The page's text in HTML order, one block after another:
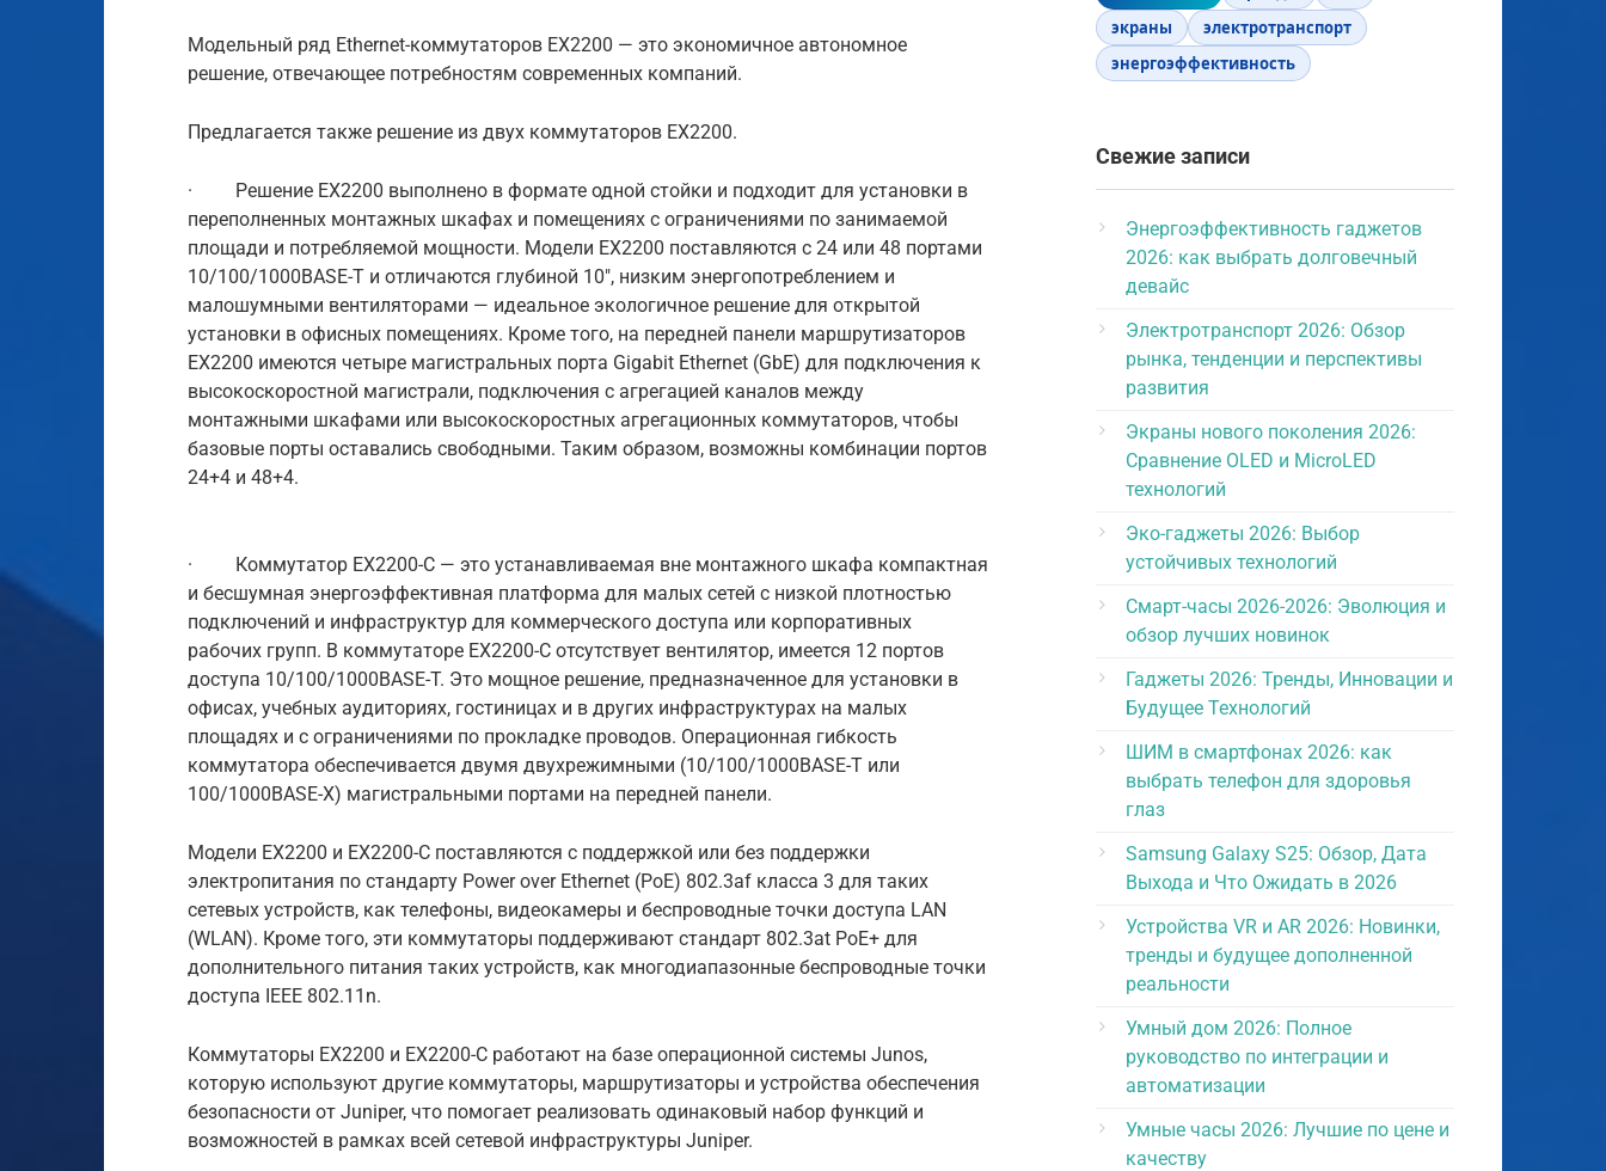
Модельный ряд Ethernet-коммутаторов EX2200 — это экономичное автономное
решение, отвечающее потребностям современных компаний.
Предлагается также решение из двух коммутаторов EX2200.
· Решение EX2200 выполнено в формате одной стойки и подходит для установки в
переполненных монтажных шкафах и помещениях с ограничениями по занимаемой
площади и потребляемой мощности. Модели EX2200 поставляются с 24 или 48 портами
10/100/1000BASE-T и отличаются глубиной 10″, низким энергопотреблением и
малошумными вентиляторами — идеальное экологичное решение для открытой
установки в офисных помещениях. Кроме того, на передней панели маршрутизаторов
EX2200 имеются четыре магистральных порта Gigabit Ethernet (GbE) для подключения к
высокоскоростной магистрали, подключения с агрегацией каналов между
монтажными шкафами или высокоскоростных агрегационных коммутаторов, чтобы
базовые порты оставались свободными. Таким образом, возможны комбинации портов
24+4 и 48+4.
· Коммутатор EX2200-C — это устанавливаемая вне монтажного шкафа компактная
и бесшумная энергоэффективная платформа для малых сетей с низкой плотностью
подключений и инфраструктур для коммерческого доступа или корпоративных
рабочих групп. В коммутаторе EX2200-C отсутствует вентилятор, имеется 12 портов
доступа 10/100/1000BASE-T. Это мощное решение, предназначенное для установки в
офисах, учебных аудиториях, гостиницах и в других инфраструктурах на малых
площадях и с ограничениями по прокладке проводов. Операционная гибкость
коммутатора обеспечивается двумя двухрежимными (10/100/1000BASE-T или
100/1000BASE-X) магистральными портами на передней панели.
Модели EX2200 и EX2200-C поставляются с поддержкой или без поддержки
электропитания по стандарту Power over Ethernet (PoE) 802.3af класса 3 для таких
сетевых устройств, как телефоны, видеокамеры и беспроводные точки доступа LAN
(WLAN). Кроме того, эти коммутаторы поддерживают стандарт 802.3at PoE+ для
дополнительного питания таких устройств, как многодиапазонные беспроводные точки
доступа IEEE 802.11n.
Коммутаторы EX2200 и EX2200-C работают на базе операционной системы Junos,
которую используют другие коммутаторы, маршрутизаторы и устройства обеспечения
безопасности от Juniper, что помогает реализовать одинаковый набор функций и
возможностей в рамках всей сетевой инфраструктуры Juniper.
экраны
электротранспорт
энергоэффективность
Свежие записи
Энергоэффективность гаджетов
2026: как выбрать долговечный
девайс
Электротранспорт 2026: Обзор
рынка, тенденции и перспективы
развития
Экраны нового поколения 2026:
Сравнение OLED и MicroLED
технологий
Эко-гаджеты 2026: Выбор
устойчивых технологий
Смарт-часы 2026-2026: Эволюция и
обзор лучших новинок
Гаджеты 2026: Тренды, Инновации и
Будущее Технологий
ШИМ в смартфонах 2026: как
выбрать телефон для здоровья
глаз
Samsung Galaxy S25: Обзор, Дата
Выхода и Что Ожидать в 2026
Устройства VR и AR 2026: Новинки,
тренды и будущее дополненной
реальности
Умный дом 2026: Полное
руководство по интеграции и
автоматизации
Умные часы 2026: Лучшие по цене и
качеству